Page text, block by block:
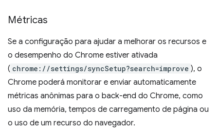
Métricas
Se a configuração para ajudar a melhorar os recursos e
o desempenho do Chrome estiver ativada
( chrome://settings/syncSetup?search=improve ), o
Chrome poderá monitorar e enviar automaticamente
métricas anônimas para o back-end do Chrome, como
uso da memória, tempos de carregamento de página ou
o uso de um recurso do navegador.